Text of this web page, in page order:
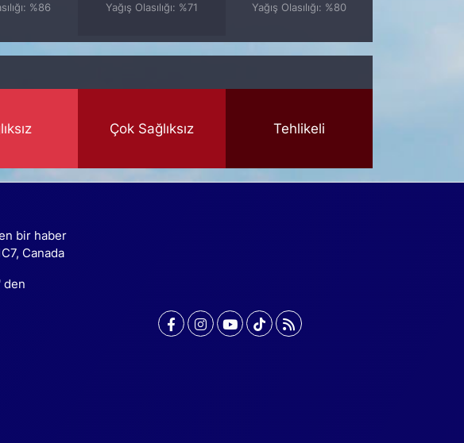
%86
Yağış Olasılığı: %71
Yağış Olasılığı: %80
Çok Sağlıksız Tehlikeli
bir haber
Canada
den